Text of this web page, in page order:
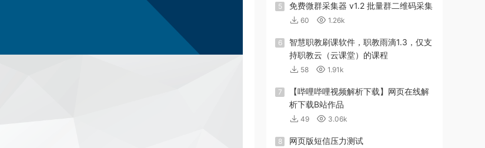
5 免费微群采集器 v1.2 批量群二维码采集
60 1.26k
6
智慧职教刷课软件，职教雨滴1.3，仅支
持职教云（云课堂）的课程
58 1.91k
7
【哔哩哔哩视频解析下载】网页在线解
析下载B站作品
49 3.06k
8 网页版短信压力测试